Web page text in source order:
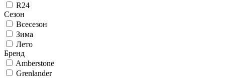
R24
Сезон
Всесезон
Зима
Лето
Бренд
Amberstone
Grenlander